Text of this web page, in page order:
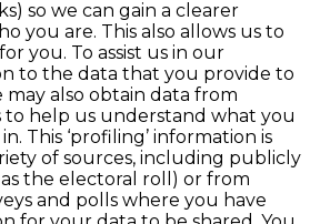
so we can gain a clearer
you are. This also allows us to
you. To assist us in our
to the data that you provide to
may also obtain data from
help us understand what you
This ‘profiling’ information is
of sources, including publicly
the electoral roll) or from
and polls where you have